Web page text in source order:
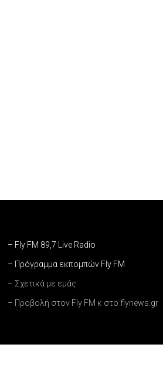
– Fly FM 89,7 Live Radio
– Πρόγραμμα εκπομπών Fly FM
– Σχετικά με εμάς
– Προβολή στον Fly FM κ στο flynews.gr